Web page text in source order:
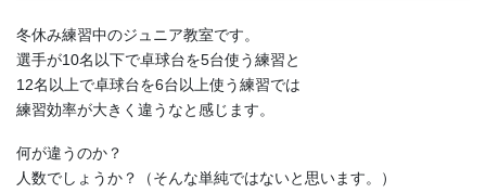
冬休み練習中のジュニア教室です。
選手が10名以下で卓球台を5台使う練習と
12名以上で卓球台を6台以上使う練習では
練習効率が大きく違うなと感じます。
何が違うのか？
人数でしょうか？（そんな単純ではないと思います。）